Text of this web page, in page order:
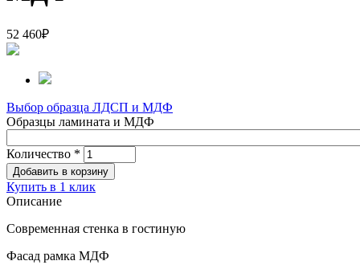
52 460₽
Выбор образца ЛДСП и МДФ
Образцы ламината и МДФ
Количество *
Купить в 1 клик
Описание
Современная стенка в гостиную
Фасад рамка МДФ